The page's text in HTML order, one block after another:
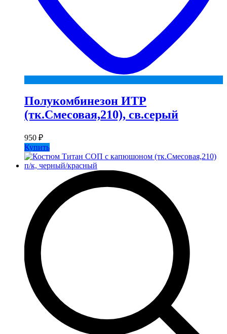
Полукомбинезон ИТР
(тк.Смесовая,210), св.серый
950 ₽
Купить